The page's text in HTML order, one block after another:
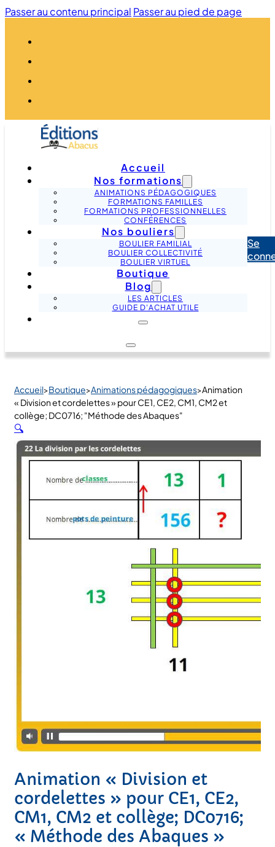
Passer au contenu principal Passer au pied de page
Accueil
Nos formations
ANIMATIONS PÉDAGOGIQUES
FORMATIONS FAMILLES
FORMATIONS PROFESSIONNELLES
CONFÉRENCES
Nos bouliers
BOULIER FAMILIAL
BOULIER COLLECTIVITÉ
BOULIER VIRTUEL
Boutique
Blog
LES ARTICLES
GUIDE D'ACHAT UTILE
Se
Accueil>Boutique>Animations pédagogiques>Animation
« Division et cordelettes » pour CE1, CE2, CM1, CM2 et
collège; DC0716; "Méthode des Abaques"
🔍
Animation « Division et
cordelettes » pour CE1, CE2,
CM1, CM2 et collège; DC0716;
« Méthode des Abaques »